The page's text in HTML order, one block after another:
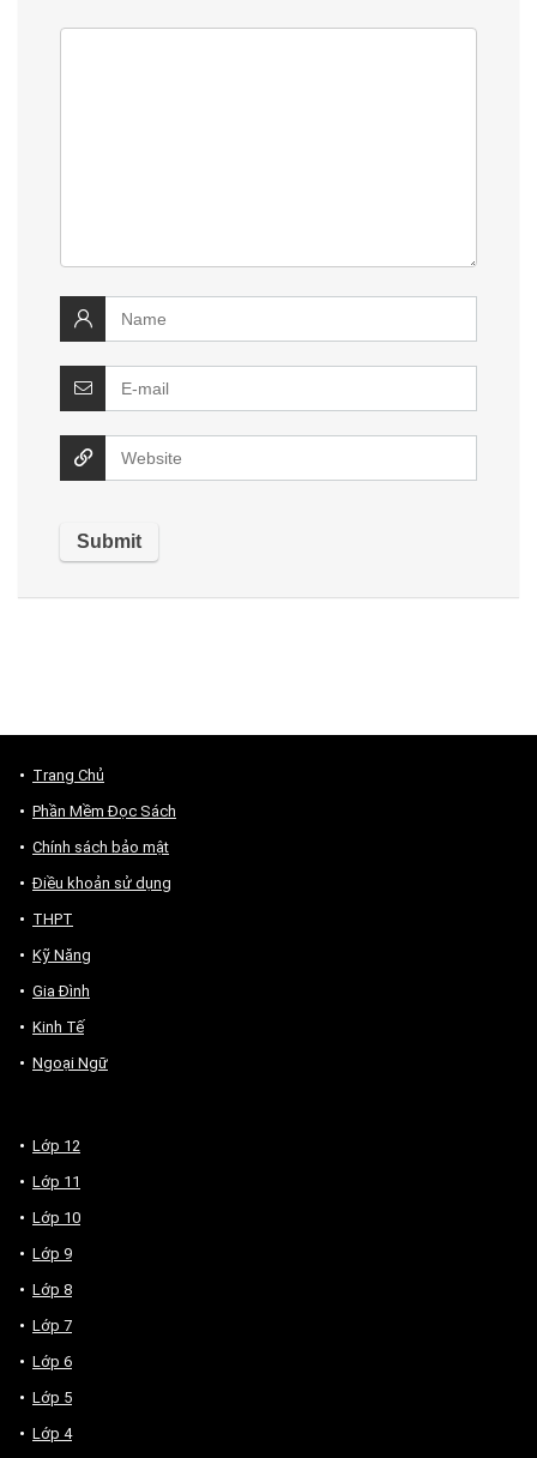
Trang Chủ
Phần Mềm Đọc Sách
Chính sách bảo mật
Điều khoản sử dụng
THPT
Kỹ Năng
Gia Đình
Kinh Tế
Ngoại Ngữ
Lớp 12
Lớp 11
Lớp 10
Lớp 9
Lớp 8
Lớp 7
Lớp 6
Lớp 5
Lớp 4